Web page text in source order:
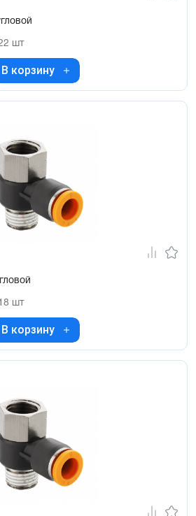
шт
В корзину
шт
В корзину